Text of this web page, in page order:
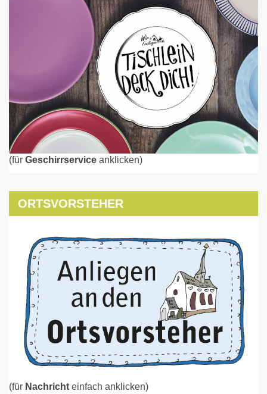
(für Geschirrservice anklicken)
ORTSVORSTEHER
(für Nachricht einfach anklicken)